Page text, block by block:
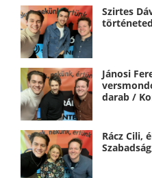
Szirtes
Jánosi
darab /
Rácz Cili,